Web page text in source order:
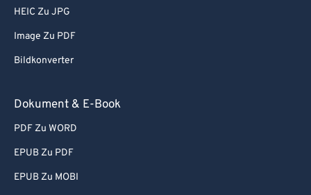
HEIC Zu JPG
Image Zu PDF
Bildkonverter
Dokument & E-Book
PDF Zu WORD
EPUB Zu PDF
EPUB Zu MOBI